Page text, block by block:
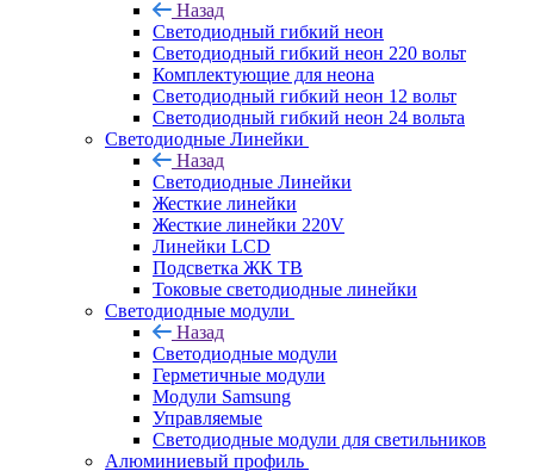
Назад
Светодиодный гибкий неон
Светодиодный гибкий неон 220 вольт
Комплектующие для неона
Светодиодный гибкий неон 12 вольт
Светодиодный гибкий неон 24 вольта
Светодиодные Линейки
Назад
Светодиодные Линейки
Жесткие линейки
Жесткие линейки 220V
Линейки LCD
Подсветка ЖК ТВ
Токовые светодиодные линейки
Светодиодные модули
Назад
Светодиодные модули
Герметичные модули
Модули Samsung
Управляемые
Светодиодные модули для светильников
Алюминиевый профиль